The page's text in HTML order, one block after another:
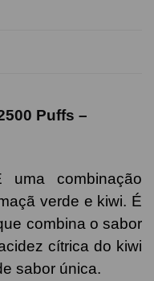
Puffs –
uma combinação
verde e kiwi. É
combina o sabor
cítrica do kiwi
sabor única.